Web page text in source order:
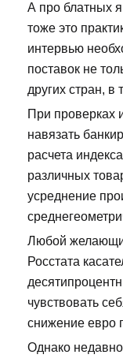
А про блатных
тоже это
интервью
поставок не
других стран, в
При проверках
навязать
расчета
различных
усреднение
Любой
Росстата
чувствовать
снижение евро
Однако